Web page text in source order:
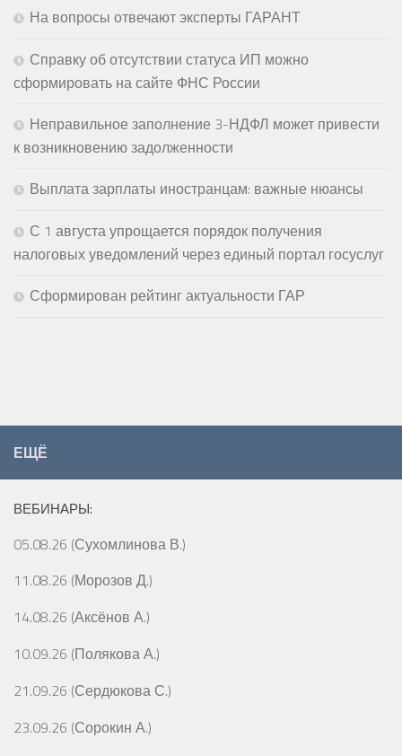
На вопросы отвечают эксперты ГАРАНТ
Справку об отсутствии статуса ИП можно
сформировать на сайте ФНС России
Неправильное заполнение 3-НДФЛ может привести
к возникновению задолженности
Выплата зарплаты иностранцам: важные нюансы
С 1 августа упрощается порядок получения
налоговых уведомлений через единый портал госуслуг
Сформирован рейтинг актуальности ГАР
ЕЩЁ
ВЕБИНАРЫ:
05.08.26 (Сухомлинова В.)
11.08.26 (Морозов Д.)
14.08.26 (Аксёнов А.)
10.09.26 (Полякова А.)
21.09.26 (Сердюкова С.)
23.09.26 (Сорокин А.)